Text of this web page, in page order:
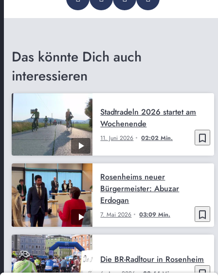
Das könnte Dich auch
interessieren
bookmark_border
11. Juni 2026 02:02 Min.
Stadtradeln 2026 startet am
Wochenende
bookmark_border
7. Mai 2026 03:09 Min.
Rosenheims neuer
Bürgermeister: Abuzar
Erdogan
bookmark_border
6. Aug. 2026 03:44 Min.
Die BR-Radltour in Rosenheim